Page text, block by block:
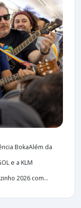
BokaAlém da
e a KLM
2026 com...